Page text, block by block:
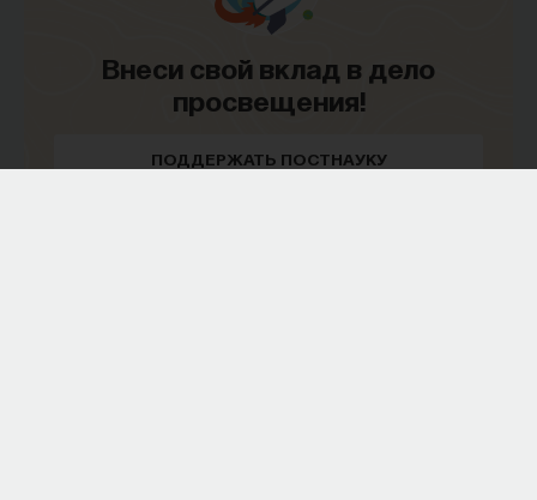
Внеси свой вклад в дело
просвещения!
ПОДДЕРЖАТЬ ПОСТНАУКУ